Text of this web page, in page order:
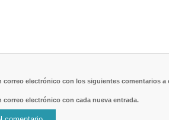
correo electrónico con los siguientes comentarios a
correo electrónico con cada nueva entrada.